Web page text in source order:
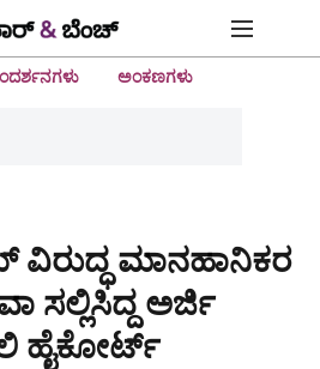
ಅಂಕಣಗಳು
ವಿರುದ್ಧ ಮಾನಹಾನಿಕರ
ಸಲ್ಲಿಸಿದ್ದ ಅರ್ಜಿ
ಹೈಕೋರ್ಟ್